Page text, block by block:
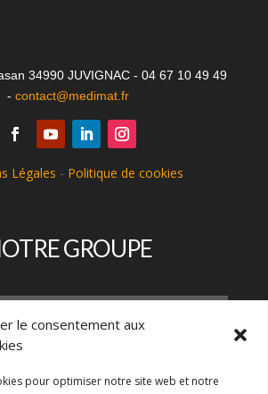
le consentement aux
pour optimiser notre site web et notre
34990 JUVIGNAC - 04 67 10 49 49
-contact@medimat.fr
Légales - Politique de cookies
GROUPE